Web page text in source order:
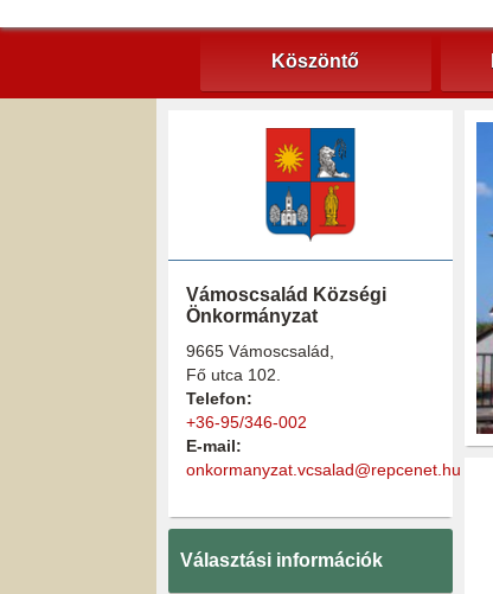
Köszöntő
Vámoscsalád Községi
Önkormányzat
9665 Vámoscsalád,
Fő utca 102.
Telefon:
+36-95/346-002
E-mail:
onkormanyzat.vcsalad@repcenet.hu
Választási információk